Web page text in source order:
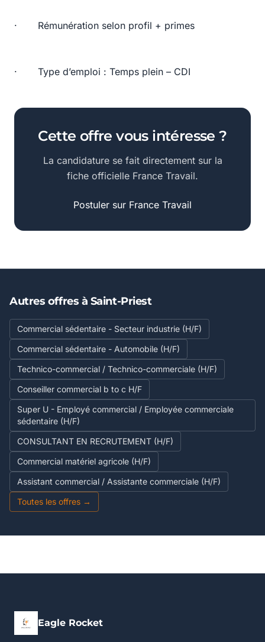
· Rémunération selon profil + primes
· Type d’emploi : Temps plein – CDI
Cette offre vous intéresse ?
La candidature se fait directement sur la
fiche officielle France Travail.
Postuler sur France Travail
Autres offres à Saint-Priest
Commercial sédentaire - Secteur industrie (H/F)
Commercial sédentaire - Automobile (H/F)
Technico-commercial / Technico-commerciale (H/F)
Conseiller commercial b to c H/F
Super U - Employé commercial / Employée commerciale
sédentaire (H/F)
CONSULTANT EN RECRUTEMENT (H/F)
Commercial matériel agricole (H/F)
Assistant commercial / Assistante commerciale (H/F)
Toutes les offres →
Eagle Rocket